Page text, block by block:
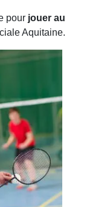
pour jouer au
Aquitaine.